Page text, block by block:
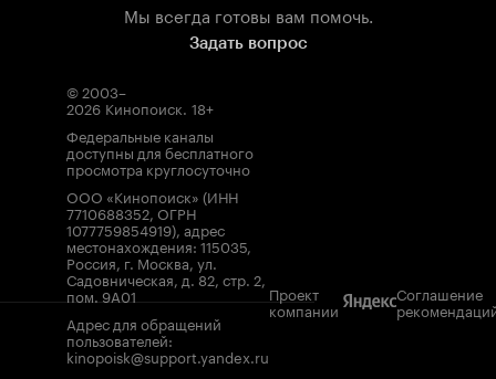
Мы всегда готовы вам помочь.
Задать вопрос
© 2003–
2026 Кинопоиск. 18+
Федеральные каналы
доступны для бесплатного
просмотра круглосуточно
ООО «Кинопоиск» (ИНН
7710688352, ОГРН
1077759854919), адрес
местонахождения: 115035,
Россия, г. Москва, ул.
Садовническая, д. 82, стр. 2,
пом. 9А01
Адрес для обращений
пользователей:
kinopoisk@support.yandex.ru
Проект
компании
Соглашение